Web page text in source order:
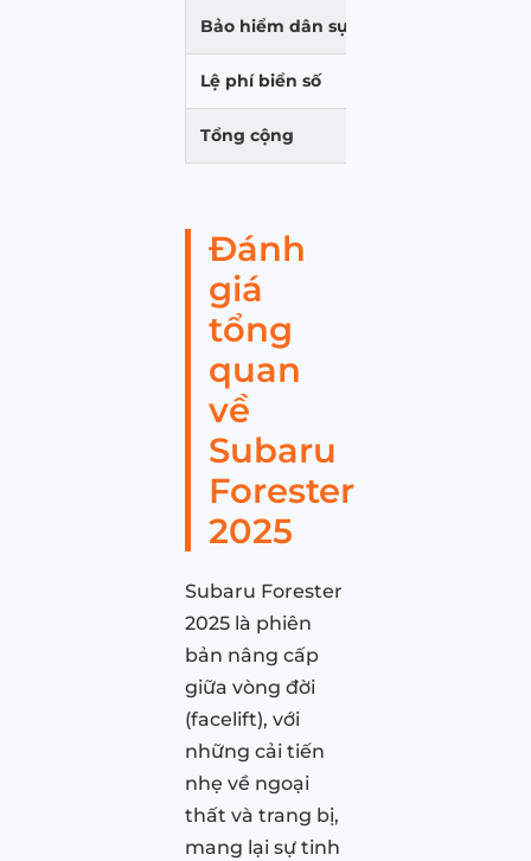
Bảo hiểm dân sự
Lệ phí biển số
Tổng cộng
Đánh
giá
tổng
quan
về
Subaru
Forester
2025
Subaru Forester
2025 là phiên
bản nâng cấp
giữa vòng đời
(facelift), với
những cải tiến
nhẹ về ngoại
thất và trang bị,
mang lại sự tinh